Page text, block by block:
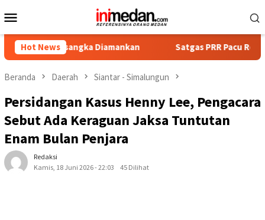
ke
Mobile
Hot News
Diamankan Satgas PRR Pacu Realisasi
Beranda Daerah Siantar - Simalungun
Persidangan Kasus Henny Lee, Pengacara
Sebut Ada Keraguan Jaksa Tuntutan
Enam Bulan Penjara
Redaksi
Kamis, 18 Juni 2026 - 22:03
45 Dilihat